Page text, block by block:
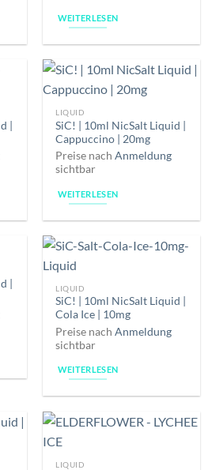
WEITERLESEN
|
LIQUID
SiC! | 10ml NicSalt Liquid |
Cappuccino | 20mg
Preise nachAnmeldung
sichtbar
WEITERLESEN
|
LIQUID
SiC! | 10ml NicSalt Liquid |
Cola Ice | 10mg
Preise nachAnmeldung
sichtbar
WEITERLESEN
LIQUID